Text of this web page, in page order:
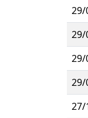
29/
29/
29/
29/
27/